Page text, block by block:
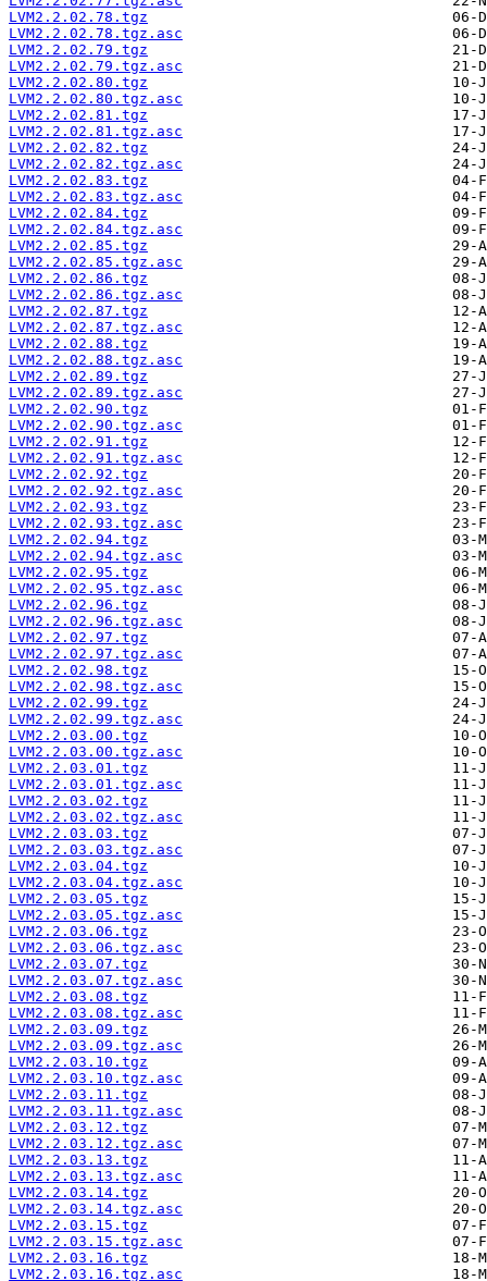
LVM2.2.02.78.tgz
LVM2.2.02.78.tgz.asc
LVM2.2.02.79.tgz
LVM2.2.02.79.tgz.asc
LVM2.2.02.80.tgz
LVM2.2.02.80.tgz.asc
LVM2.2.02.81.tgz
LVM2.2.02.81.tgz.asc
LVM2.2.02.82.tgz
LVM2.2.02.82.tgz.asc
LVM2.2.02.83.tgz
LVM2.2.02.83.tgz.asc
LVM2.2.02.84.tgz
LVM2.2.02.84.tgz.asc
LVM2.2.02.85.tgz
LVM2.2.02.85.tgz.asc
LVM2.2.02.86.tgz
LVM2.2.02.86.tgz.asc
LVM2.2.02.87.tgz
LVM2.2.02.87.tgz.asc
LVM2.2.02.88.tgz
LVM2.2.02.88.tgz.asc
LVM2.2.02.89.tgz
LVM2.2.02.89.tgz.asc
LVM2.2.02.90.tgz
LVM2.2.02.90.tgz.asc
LVM2.2.02.91.tgz
LVM2.2.02.91.tgz.asc
LVM2.2.02.92.tgz
LVM2.2.02.92.tgz.asc
LVM2.2.02.93.tgz
LVM2.2.02.93.tgz.asc
LVM2.2.02.94.tgz
LVM2.2.02.94.tgz.asc
LVM2.2.02.95.tgz
LVM2.2.02.95.tgz.asc
LVM2.2.02.96.tgz
LVM2.2.02.96.tgz.asc
LVM2.2.02.97.tgz
LVM2.2.02.97.tgz.asc
LVM2.2.02.98.tgz
LVM2.2.02.98.tgz.asc
LVM2.2.02.99.tgz
LVM2.2.02.99.tgz.asc
LVM2.2.03.00.tgz
LVM2.2.03.00.tgz.asc
LVM2.2.03.01.tgz
LVM2.2.03.01.tgz.asc
LVM2.2.03.02.tgz
LVM2.2.03.02.tgz.asc
LVM2.2.03.03.tgz
LVM2.2.03.03.tgz.asc
LVM2.2.03.04.tgz
LVM2.2.03.04.tgz.asc
LVM2.2.03.05.tgz
LVM2.2.03.05.tgz.asc
LVM2.2.03.06.tgz
LVM2.2.03.06.tgz.asc
LVM2.2.03.07.tgz
LVM2.2.03.07.tgz.asc
LVM2.2.03.08.tgz
LVM2.2.03.08.tgz.asc
LVM2.2.03.09.tgz
LVM2.2.03.09.tgz.asc
LVM2.2.03.10.tgz
LVM2.2.03.10.tgz.asc
LVM2.2.03.11.tgz
LVM2.2.03.11.tgz.asc
LVM2.2.03.12.tgz
LVM2.2.03.12.tgz.asc
LVM2.2.03.13.tgz
LVM2.2.03.13.tgz.asc
LVM2.2.03.14.tgz
LVM2.2.03.14.tgz.asc
LVM2.2.03.15.tgz
LVM2.2.03.15.tgz.asc
LVM2.2.03.16.tgz
LVM2.2.03.16.tgz.asc